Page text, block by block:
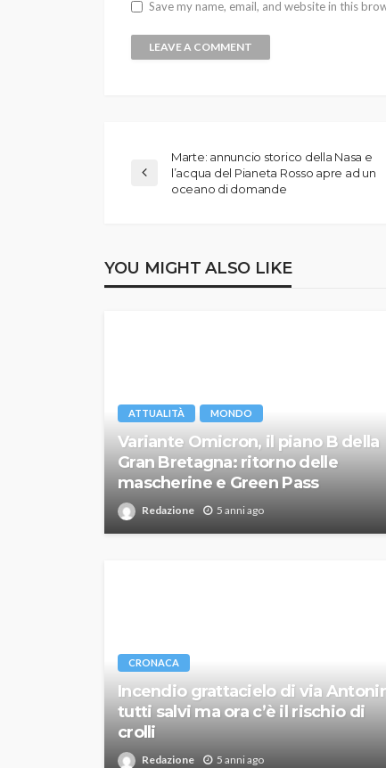
Save my name, email, and website in this
Marte: annuncio storico della Nasa e
l’acqua del Pianeta Rosso apre ad un
oceano di domande
YOU MIGHT ALSO LIKE
ATTUALITÀ MONDO
Variante Omicron, il piano B della
Gran Bretagna: ritorno delle
mascherine e Green Pass
Redazione 5 anni ago
CRONACA
Incendio grattacielo di via
tutti salvi ma ora c’è il rischio di
crolli
Redazione 5 anni ago